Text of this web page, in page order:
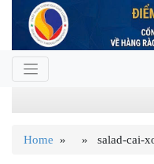
Home » » salad-cai-